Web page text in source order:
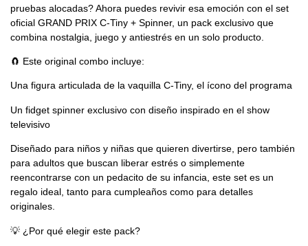
pruebas alocadas? Ahora puedes revivir esa emoción con el set
oficial GRAND PRIX C-Tiny + Spinner, un pack exclusivo que
combina nostalgia, juego y antiestrés en un solo producto.
🧲 Este original combo incluye:
Una figura articulada de la vaquilla C-Tiny, el ícono del programa
Un fidget spinner exclusivo con diseño inspirado en el show
televisivo
Diseñado para niños y niñas que quieren divertirse, pero también
para adultos que buscan liberar estrés o simplemente
reencontrarse con un pedacito de su infancia, este set es un
regalo ideal, tanto para cumpleaños como para detalles
originales.
💡 ¿Por qué elegir este pack?